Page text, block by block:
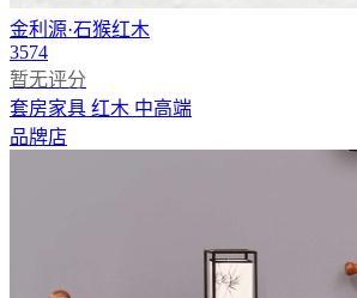
金利源·石猴红木
3574
暂无评分
套房家具 红木 中高端
品牌店